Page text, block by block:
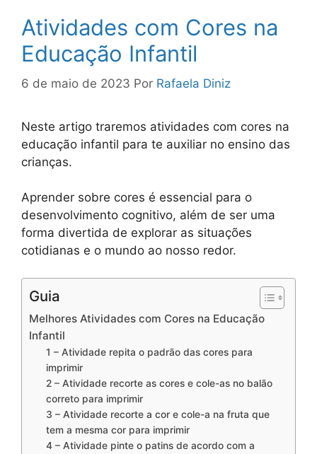
Atividades com Cores na
Educação Infantil
6 de maio de 2023 Por Rafaela Diniz
Neste artigo traremos atividades com cores na
educação infantil para te auxiliar no ensino das
crianças.
Aprender sobre cores é essencial para o
desenvolvimento cognitivo, além de ser uma
forma divertida de explorar as situações
cotidianas e o mundo ao nosso redor.
Guia
Melhores Atividades com Cores na Educação
Infantil
1 – Atividade repita o padrão das cores para
imprimir
2 – Atividade recorte as cores e cole-as no balão
correto para imprimir
3 – Atividade recorte a cor e cole-a na fruta que
tem a mesma cor para imprimir
4 – Atividade pinte o patins de acordo com a